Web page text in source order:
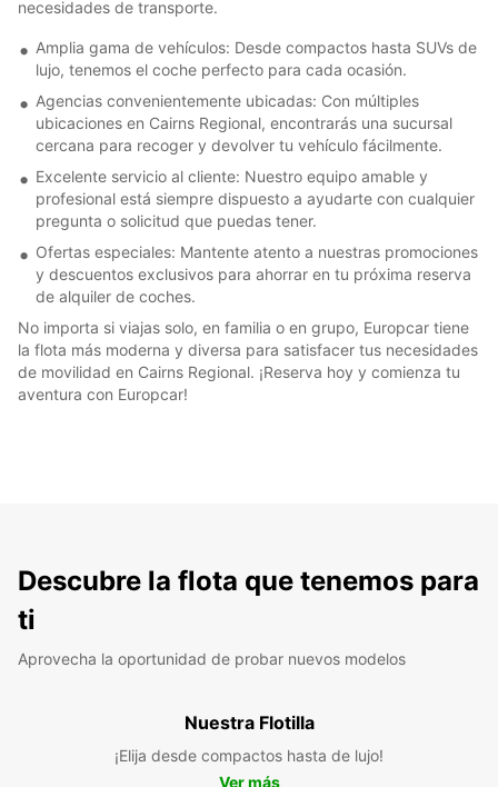
necesidades de transporte.
Amplia gama de vehículos: Desde compactos hasta SUVs de
lujo, tenemos el coche perfecto para cada ocasión.
Agencias convenientemente ubicadas: Con múltiples
ubicaciones en Cairns Regional, encontrarás una sucursal
cercana para recoger y devolver tu vehículo fácilmente.
Excelente servicio al cliente: Nuestro equipo amable y
profesional está siempre dispuesto a ayudarte con cualquier
pregunta o solicitud que puedas tener.
Ofertas especiales: Mantente atento a nuestras promociones
y descuentos exclusivos para ahorrar en tu próxima reserva
de alquiler de coches.
No importa si viajas solo, en familia o en grupo, Europcar tiene
la flota más moderna y diversa para satisfacer tus necesidades
de movilidad en Cairns Regional. ¡Reserva hoy y comienza tu
aventura con Europcar!
Descubre la flota que tenemos para
ti
Aprovecha la oportunidad de probar nuevos modelos
Nuestra Flotilla
¡Elija desde compactos hasta de lujo!
Ver más